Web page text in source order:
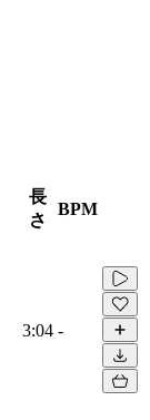
長
さ
BPM
3:04 -